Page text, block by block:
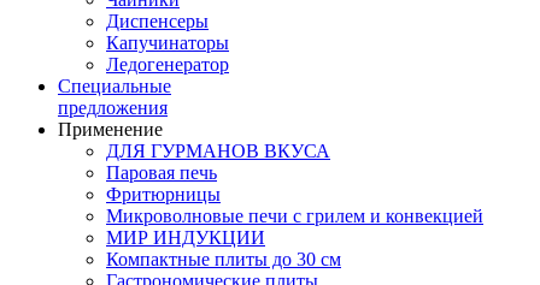
Диспенсеры
Капучинаторы
Ледогенератор
Специальные
предложения
Применение
ДЛЯ ГУРМАНОВ ВКУСА
Паровая печь
Фритюрницы
Микроволновые печи с грилем и конвекцией
МИР ИНДУКЦИИ
Компактные плиты до 30 см
Гастрономические плиты